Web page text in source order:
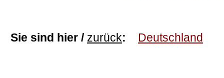
Sie sind hier / zurück: Deutschland